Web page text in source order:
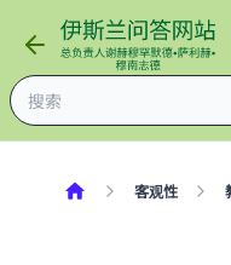
客观性